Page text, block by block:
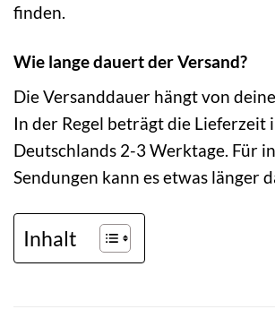
finden.
Wie lange dauert der Versand?
Die Versanddauer hängt von
In der Regel beträgt die Lieferzeit
Deutschlands 2-3 Werktage. Für
Sendungen kann es etwas länger
Inhalt